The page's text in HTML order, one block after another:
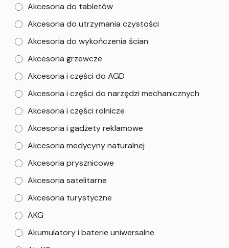
Akcesoria do tabletów
Akcesoria do utrzymania czystości
Akcesoria do wykończenia ścian
Akcesoria grzewcze
Akcesoria i części do AGD
Akcesoria i części do narzędzi mechanicznych
Akcesoria i części rolnicze
Akcesoria i gadżety reklamowe
Akcesoria medycyny naturalnej
Akcesoria prysznicowe
Akcesoria satelitarne
Akcesoria turystyczne
AKG
Akumulatory i baterie uniwersalne